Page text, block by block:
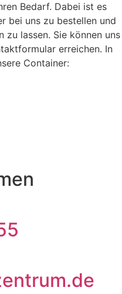
Bedarf. Dabei ist es
bei uns zu bestellen und
zu lassen. Sie können uns
erreichen. In
Container: